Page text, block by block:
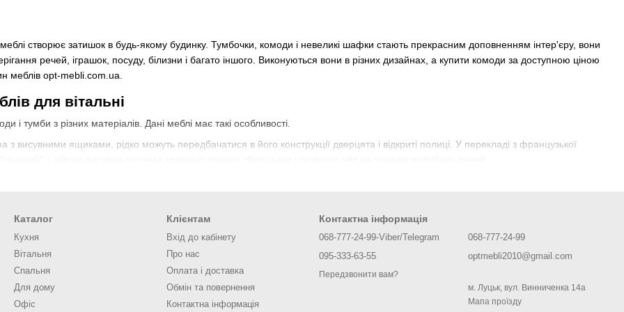
створює затишок в будь-якому будинку. Тумбочки, комоди і невеликі шафки стають прекрасним доповненням інтер'єру, вони
речей, іграшок, посуду, білизни і багато іншого. Виконуються вони в різних дизайнах, а купити комоди за доступною ціною
меблів opt-mebli.com.ua.
для вітальні
і тумби з різних матеріалів. Дані меблі має такі особливості.
висувними ящиками, рідко можуть передбачатися в його конструкції дверцята і відкриті полиці. У перекладі з французької
купити тумбу або комод виникають питання перед покупкою. Щоб зробити правильний вибір рекомендується врахувати наступні
місце. Щоб не захарастила невеликий простір краще вибирати компактні тумби або високі комоди, для просторої вітальні
невисокий комод.
Каталог
Кухня
Вітальня
Спальня
Для дому
Офіс
Клієнтам
Вхід до кабінету
Про нас
Оплата і доставка
Обмін та повернення
Контактна інформація
Контактна інформація
068-777-24-99-Viber/Telegram
095-333-63-55
Передзвонити вам?
068-777-24-99
optmebli2010@gmail.com
м. Луцьк, вул. Винниченка 14а
Мапа проїзду